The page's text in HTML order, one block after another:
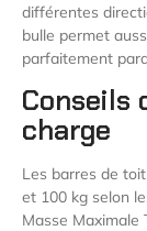
différentes
bulle permet
parfaitement
Conseils
charge
Les barres de
et 100 kg selon
Masse Maximale